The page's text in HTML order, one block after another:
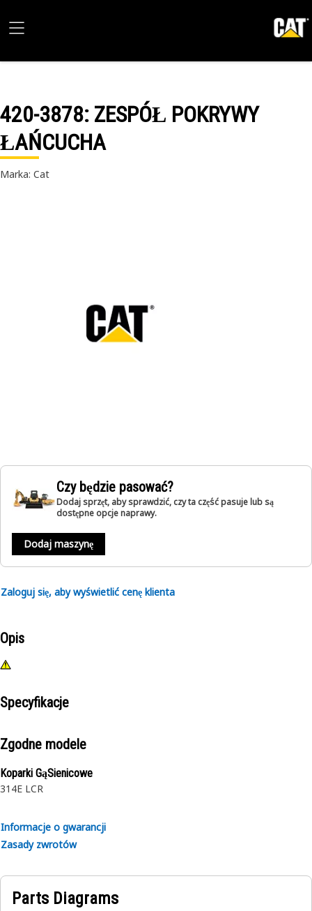
420-3878: ZESPÓŁ POKRYWY
ŁAŃCUCHA
Marka: Cat
Czy będzie pasować?
Dodaj sprzęt, aby sprawdzić, czy ta część pasuje lub są
dostępne opcje naprawy.
Dodaj maszynę
Zaloguj się, aby wyświetlić cenę klienta
Opis
Specyfikacje
Zgodne modele
Koparki GąSienicowe
314E LCR
Informacje o gwarancji
Zasady zwrotów
Parts Diagrams